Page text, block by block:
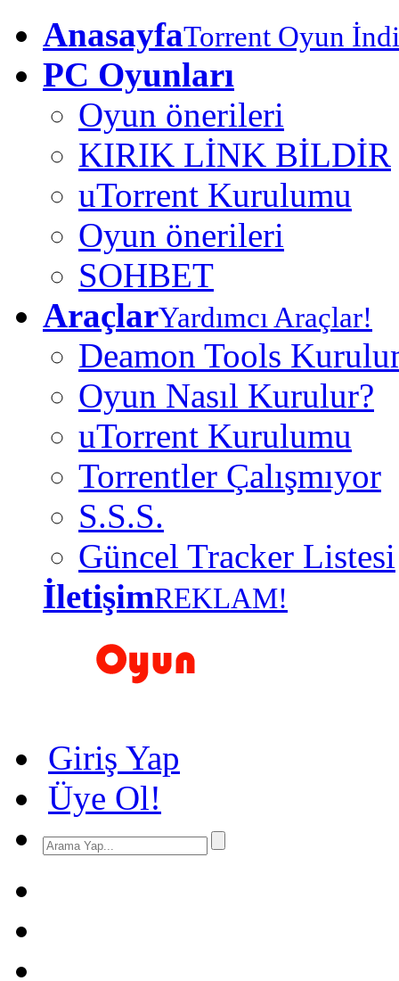
AnasayfaTorrent Oyun
PC Oyunları
Oyun önerileri
KIRIK LİNK BİLDİR
uTorrent Kurulumu
Oyun önerileri
SOHBET
AraçlarYardımcı Araçlar!
Deamon Tools
Oyun Nasıl Kurulur?
uTorrent Kurulumu
Torrentler Çalışmıyor
S.S.S.
Güncel Tracker Listesi
İletişimREKLAM!
Giriş Yap
Üye Ol!